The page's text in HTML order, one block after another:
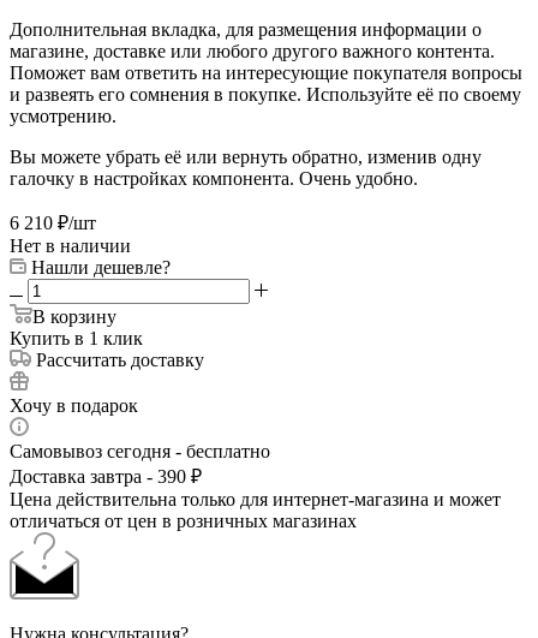
Дополнительная вкладка, для размещения информации о
магазине, доставке или любого другого важного контента.
Поможет вам ответить на интересующие покупателя вопросы
и развеять его сомнения в покупке. Используйте её по своему
усмотрению.
Вы можете убрать её или вернуть обратно, изменив одну
галочку в настройках компонента. Очень удобно.
6 210 ₽/шт
Нет в наличии
Нашли дешевле?
В корзину
Купить в 1 клик
Рассчитать доставку
Хочу в подарок
Самовывоз сегодня - бесплатно
Доставка завтра - 390 ₽
Цена действительна только для интернет-магазина и может
отличаться от цен в розничных магазинах
Нужна консультация?